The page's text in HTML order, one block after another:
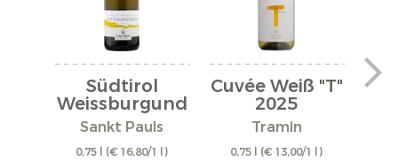
Südtirol
Weissburgund
er DOC...
Sankt Pauls
0,75 l (€ 16,80/1 l)
Cuvée Weiß "T"
2025
Tramin
0,75 l (€ 13,00/1 l)